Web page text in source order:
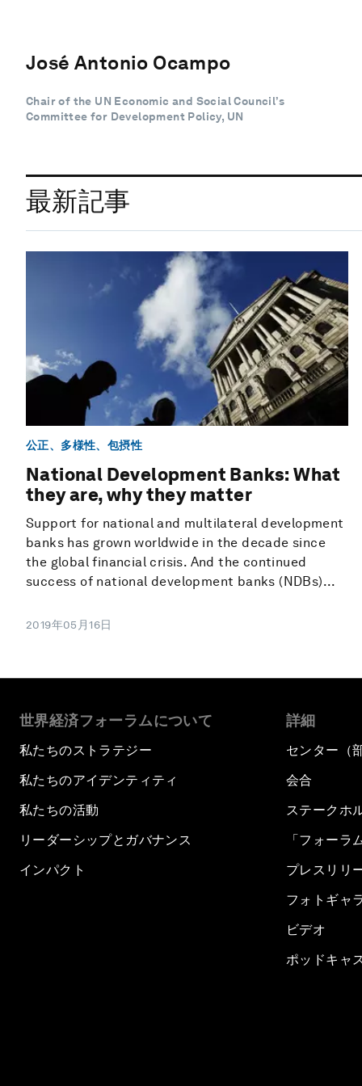
José Antonio Ocampo
Chair of the UN Economic and Social Council’s
Committee for Development Policy, UN
最新記事
公正、多様性、包摂性
National Development Banks: What
they are, why they matter
Support for national and multilateral development
banks has grown worldwide in the decade since
the global financial crisis. And the continued
success of national development banks (NDBs)...
2019年05月16日
世界経済フォーラムについて
私たちのストラテジー
私たちのアイデンティティ
私たちの活動
リーダーシップとガバナンス
インパクト
詳細
センター（
会合
ステークホ
「フォーラ
プレスリリ
フォトギャ
ビデオ
ポッドキャ